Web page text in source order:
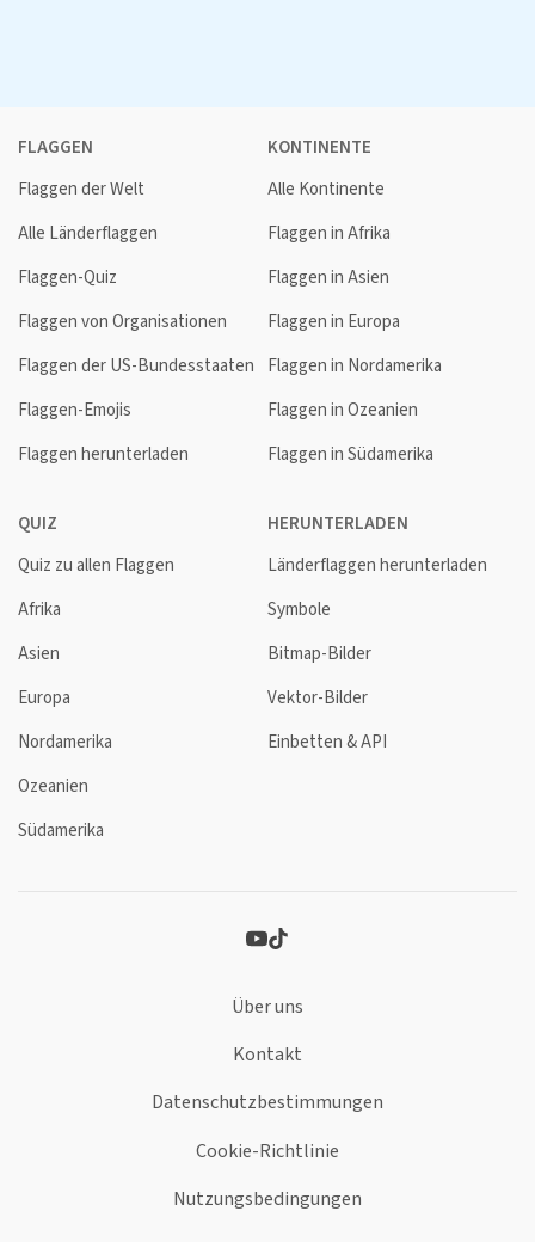
FLAGGEN
Flaggen der Welt
Alle Länderflaggen
Flaggen-Quiz
Flaggen von Organisationen
Flaggen der US-Bundesstaaten
Flaggen-Emojis
Flaggen herunterladen
KONTINENTE
Alle Kontinente
Flaggen in Afrika
Flaggen in Asien
Flaggen in Europa
Flaggen in Nordamerika
Flaggen in Ozeanien
Flaggen in Südamerika
QUIZ
Quiz zu allen Flaggen
Afrika
Asien
Europa
Nordamerika
Ozeanien
Südamerika
HERUNTERLADEN
Länderflaggen herunterladen
Symbole
Bitmap-Bilder
Vektor-Bilder
Einbetten & API
Über uns
Kontakt
Datenschutzbestimmungen
Cookie-Richtlinie
Nutzungsbedingungen